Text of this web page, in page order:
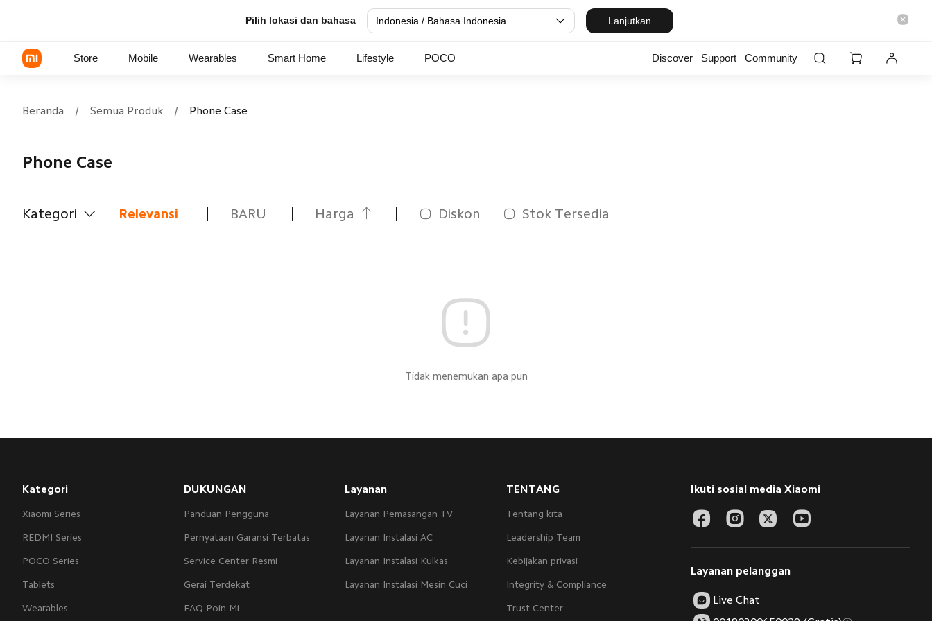
Pilih lokasi dan bahasa Indonesia / Bahasa Indonesia Lanjutkan
Store Mobile
REDMI Series
Wearables Smart Home Lifestyle POCO Discover Support Community
Beranda / Semua Produk / Phone Case
Phone Case
Kategori Relevansi BARU Harga Diskon Stok Tersedia
Tidak menemukan apa pun
Kategori
Xiaomi Series
REDMI Series
POCO Series
Tablets
Wearables
DUKUNGAN
Panduan Pengguna
Pernyataan Garansi Terbatas
Service Center Resmi
Gerai Terdekat
FAQ Poin Mi
Layanan
Layanan Pemasangan TV
Layanan Instalasi AC
Layanan Instalasi Kulkas
Layanan Instalasi Mesin Cuci
TENTANG
Tentang kita
Leadership Team
Kebijakan privasi
Integrity & Compliance
Trust Center
Ikuti sosial media Xiaomi
Layanan pelanggan
Live Chat